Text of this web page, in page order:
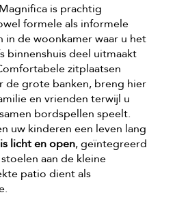
is prachtig
formele als informele
in de woonkamer waar u het
binnenshuis deel uitmaakt
zitplaatsen
grote banken, breng hier
en vrienden terwijl u
bordspellen speelt.
uw kinderen een leven lang
licht en open, geïntegreerd
aan de kleine
patio dient als